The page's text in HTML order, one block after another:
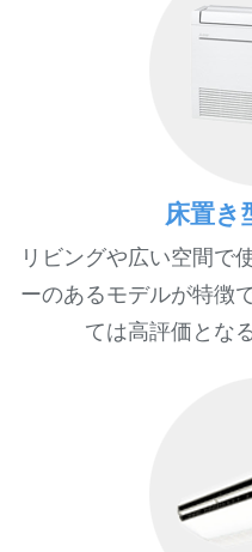
床置き
リビングや広い空間で
ーのあるモデルが特徴
ては高評価とな